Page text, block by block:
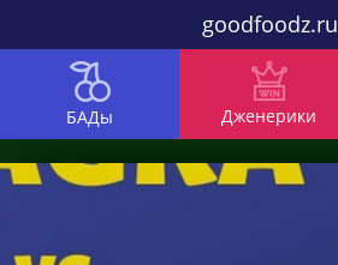
goodfoodz.ru
БАДы Дженерики